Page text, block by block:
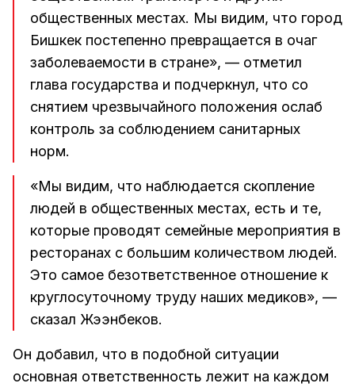
общественных местах. Мы видим, что город
Бишкек постепенно превращается в очаг
заболеваемости в стране», — отметил
глава государства и подчеркнул, что со
снятием чрезвычайного положения ослаб
контроль за соблюдением санитарных
норм.
«Мы видим, что наблюдается скопление
людей в общественных местах, есть и те,
которые проводят семейные мероприятия в
ресторанах с большим количеством людей.
Это самое безответственное отношение к
круглосуточному труду наших медиков», —
сказал Жээнбеков.
Он добавил, что в подобной ситуации
основная ответственность лежит на каждом